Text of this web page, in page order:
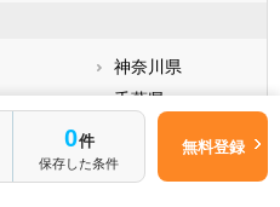
0件
保存した条件
無料登録
南埼玉郡宮代町
北葛飾郡松伏町
神奈川県
千葉県